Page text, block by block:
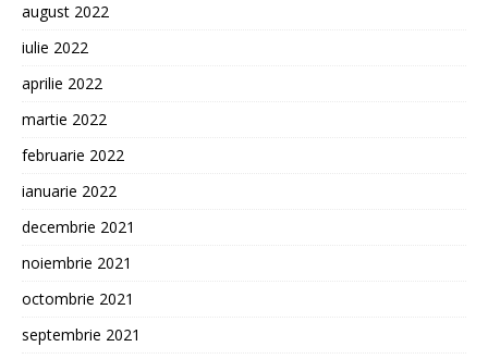
august 2022
iulie 2022
aprilie 2022
martie 2022
februarie 2022
ianuarie 2022
decembrie 2021
noiembrie 2021
octombrie 2021
septembrie 2021